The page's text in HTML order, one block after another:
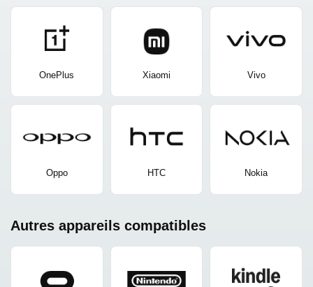
OnePlus Xiaomi Vivo
Oppo HTC Nokia
Autres appareils compatibles